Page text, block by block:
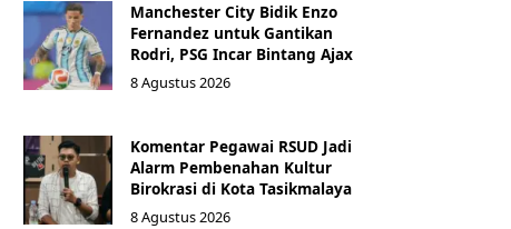
Manchester City Bidik Enzo
Fernandez untuk Gantikan
Rodri, PSG Incar Bintang Ajax
8 Agustus 2026
Komentar Pegawai RSUD Jadi
Alarm Pembenahan Kultur
Birokrasi di Kota Tasikmalaya
8 Agustus 2026